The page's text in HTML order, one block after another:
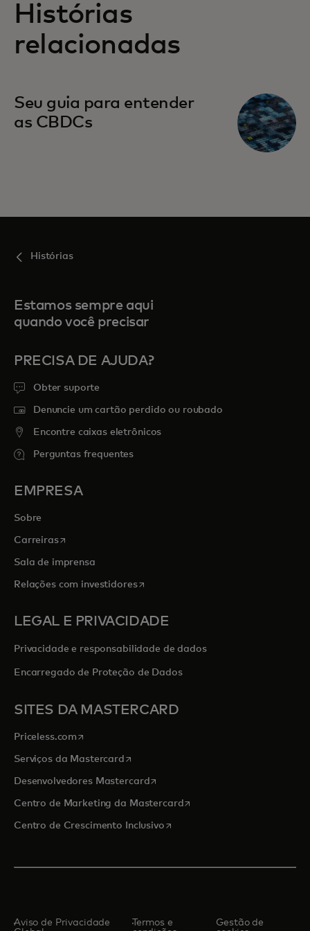
Histórias
relacionadas
Seu guia para entender
as CBDCs
Histórias
Estamos sempre aqui
quando você precisar
PRECISA DE AJUDA?
Obter suporte
Denuncie um cartão perdido ou roubado
Encontre caixas eletrônicos
Perguntas frequentes
EMPRESA
Sobre
Carreirasabre em uma nova guia
Sala de imprensa
Relações com investidoresabre em uma nova guia
LEGAL E PRIVACIDADE
Privacidade e responsabilidade de dados
Encarregado de Proteção de Dados
SITES DA MASTERCARD
Priceless.com abre em uma nova guia
Serviços da Mastercardabre em uma nova guia
Desenvolvedores Mastercardabre em uma nova guia
Centro de Marketing da Mastercardabre em uma nova guia
Centro de Crescimento Inclusivoabre em uma nova guia
Aviso de Privacidade
Termos e
Gestão de